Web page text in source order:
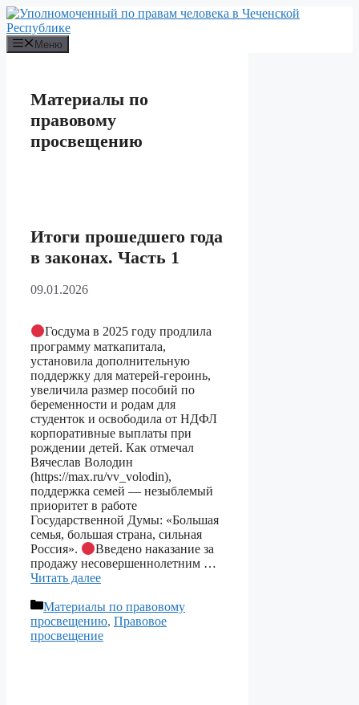
Перейти
к
содержимому
Меню
Материалы по
правовому
просвещению
Итоги прошедшего года
в законах. Часть 1
09.01.2026
Госдума в 2025 году продлила
программу маткапитала,
установила дополнительную
поддержку для матерей-героинь,
увеличила размер пособий по
беременности и родам для
студенток и освободила от НДФЛ
корпоративные выплаты при
рождении детей. Как отмечал
Вячеслав Володин
(https://max.ru/vv_volodin),
поддержка семей — незыблемый
приоритет в работе
Государственной Думы: «Большая
семья, большая страна, сильная
Россия».
Введено наказание за
продажу несовершеннолетним …
Читать далее
Рубрики
Материалы по правовому
просвещению, Правовое
просвещение